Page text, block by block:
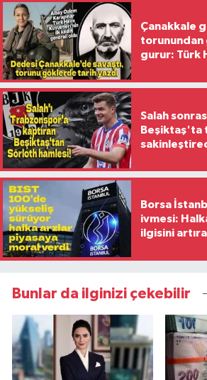
Çanakkale
torunundan
gurur: Türk
Salah
Beşiktaş'ta
Borsa
ivmesi:
ilgisini
Bunlar da ilginizi çekebilir